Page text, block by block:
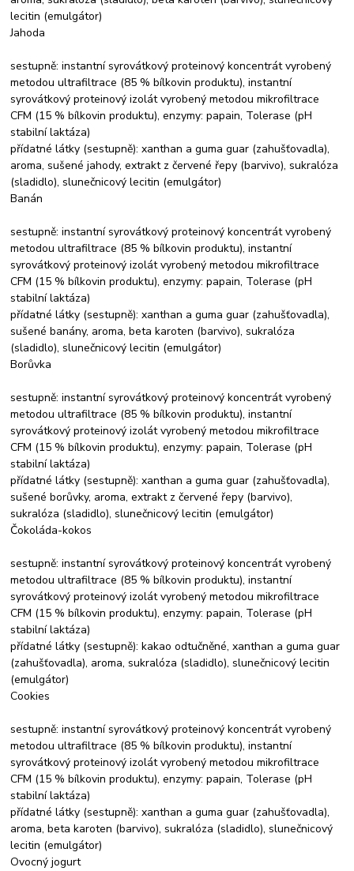
lecitin (emulgátor)
Jahoda
sestupně: instantní syrovátkový proteinový koncentrát vyrobený
metodou ultrafiltrace (85 % bílkovin produktu), instantní
syrovátkový proteinový izolát vyrobený metodou mikrofiltrace
CFM (15 % bílkovin produktu), enzymy: papain, Tolerase (pH
stabilní laktáza)
přídatné látky (sestupně): xanthan a guma guar (zahušťovadla),
aroma, sušené jahody, extrakt z červené řepy (barvivo), sukralóza
(sladidlo), slunečnicový lecitin (emulgátor)
Banán
sestupně: instantní syrovátkový proteinový koncentrát vyrobený
metodou ultrafiltrace (85 % bílkovin produktu), instantní
syrovátkový proteinový izolát vyrobený metodou mikrofiltrace
CFM (15 % bílkovin produktu), enzymy: papain, Tolerase (pH
stabilní laktáza)
přídatné látky (sestupně): xanthan a guma guar (zahušťovadla),
sušené banány, aroma, beta karoten (barvivo), sukralóza
(sladidlo), slunečnicový lecitin (emulgátor)
Borůvka
sestupně: instantní syrovátkový proteinový koncentrát vyrobený
metodou ultrafiltrace (85 % bílkovin produktu), instantní
syrovátkový proteinový izolát vyrobený metodou mikrofiltrace
CFM (15 % bílkovin produktu), enzymy: papain, Tolerase (pH
stabilní laktáza)
přídatné látky (sestupně): xanthan a guma guar (zahušťovadla),
sušené borůvky, aroma, extrakt z červené řepy (barvivo),
sukralóza (sladidlo), slunečnicový lecitin (emulgátor)
Čokoláda-kokos
sestupně: instantní syrovátkový proteinový koncentrát vyrobený
metodou ultrafiltrace (85 % bílkovin produktu), instantní
syrovátkový proteinový izolát vyrobený metodou mikrofiltrace
CFM (15 % bílkovin produktu), enzymy: papain, Tolerase (pH
stabilní laktáza)
přídatné látky (sestupně): kakao odtučněné, xanthan a guma guar
(zahušťovadla), aroma, sukralóza (sladidlo), slunečnicový lecitin
(emulgátor)
Cookies
sestupně: instantní syrovátkový proteinový koncentrát vyrobený
metodou ultrafiltrace (85 % bílkovin produktu), instantní
syrovátkový proteinový izolát vyrobený metodou mikrofiltrace
CFM (15 % bílkovin produktu), enzymy: papain, Tolerase (pH
stabilní laktáza)
přídatné látky (sestupně): xanthan a guma guar (zahušťovadla),
aroma, beta karoten (barvivo), sukralóza (sladidlo), slunečnicový
lecitin (emulgátor)
Ovocný jogurt